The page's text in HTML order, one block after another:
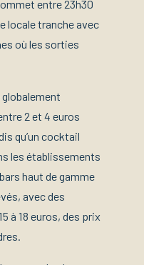
entre 23h30
locale tranche avec
où les sorties
2 et 4 euros
qu’un cocktail
les établissements
haut de gamme
avec des
à 18 euros, des prix